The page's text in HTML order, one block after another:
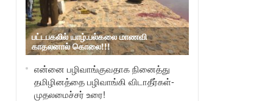
பட்டபகலில் யாழ்.பல்கலை மாணவி
காதலனால் கொலை!!!
என்னை பழிவாங்குவதாக நினைத்து
தமிழினத்தை பழிவாங்கி விடாதீர்கள்-
முதலமைச்சர் உரை!